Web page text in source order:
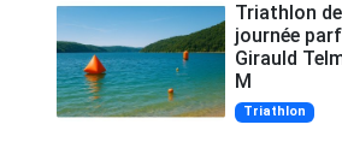
Triathlon
journée
Girauld
M
Triathlon